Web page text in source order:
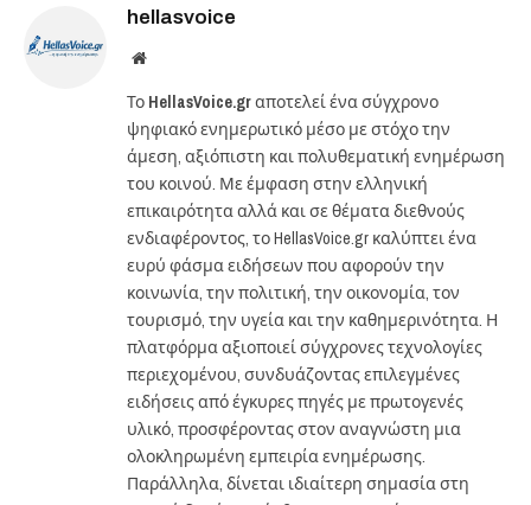
hellasvoice
Website
Το HellasVoice.grαποτελεί ένα σύγχρονο
ψηφιακό ενημερωτικό μέσο με στόχο την
άμεση, αξιόπιστη και πολυθεματική ενημέρωση
του κοινού. Με έμφαση στην ελληνική
επικαιρότητα αλλά και σε θέματα διεθνούς
ενδιαφέροντος, το HellasVoice.gr καλύπτει ένα
ευρύ φάσμα ειδήσεων που αφορούν την
κοινωνία, την πολιτική, την οικονομία, τον
τουρισμό, την υγεία και την καθημερινότητα. Η
πλατφόρμα αξιοποιεί σύγχρονες τεχνολογίες
περιεχομένου, συνδυάζοντας επιλεγμένες
ειδήσεις από έγκυρες πηγές με πρωτογενές
υλικό, προσφέροντας στον αναγνώστη μια
ολοκληρωμένη εμπειρία ενημέρωσης.
Παράλληλα, δίνεται ιδιαίτερη σημασία στη